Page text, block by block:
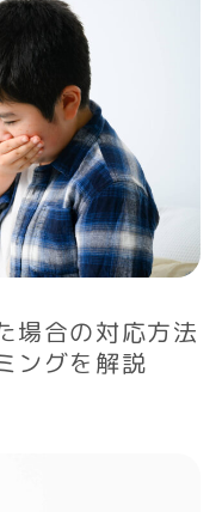
場合の対応方法
ングを解説